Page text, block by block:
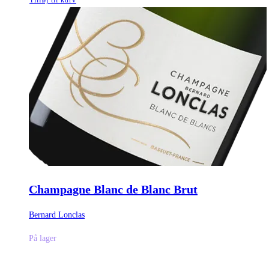
Champagne Blanc de Blanc Brut
Bernard Lonclas
På lager